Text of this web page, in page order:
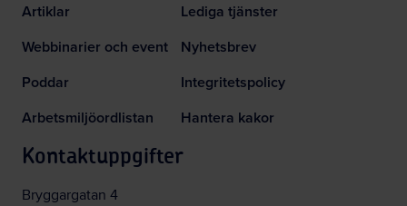
Artiklar
Webbinarier och event
Poddar
Arbetsmiljöordlistan
Lediga tjänster
Nyhetsbrev
Integritetspolicy
Hantera kakor
Kontaktuppgifter
Bryggargatan 4